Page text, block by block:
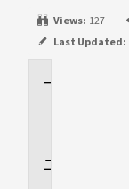
Views: 127
Last Updated: